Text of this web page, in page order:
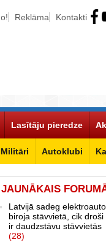
Reklāma Kontakti
Militāri Autoklubi
Lasītāju pieredze
JAUNĀKAIS
Latvijā sadeg elektroauto
biroja stāvvietā, cik droši
ir daudzstāvu stāvvietās
(28)